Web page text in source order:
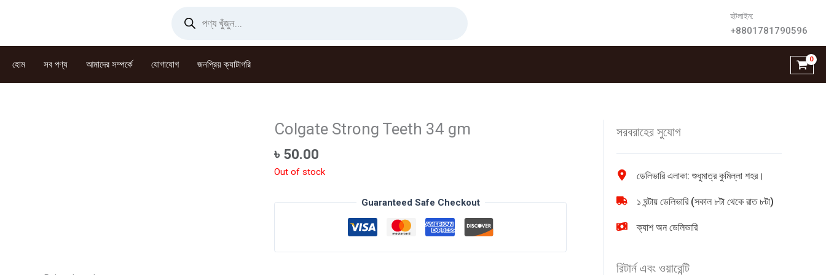
search
হটলাইন:
+8801781790596
হোম সব পণ্য আমাদের সম্পর্কে যোগাযোগ জনপ্রিয় ক্যাটাগরি
Colgate Strong Teeth 34 gm
৳ 50.00
Out of stock
Guaranteed Safe Checkout
সরবরাহের সুযোগ
ডেলিভারি এলাকা: শুধুমাত্র কুমিল্লা শহর।
১ ঘন্টায় ডেলিভারি (সকাল ৮টা থেকে রাত ৮টা)
ক্যাশ অন ডেলিভারি
রিটার্ন এবং ওয়ারেন্টি